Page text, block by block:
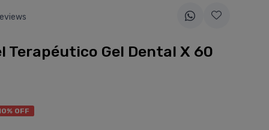
Terapéutico Gel Dental X 60
OFF